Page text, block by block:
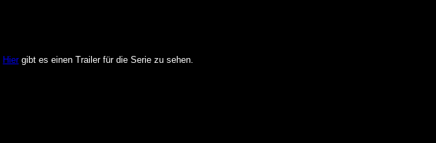
Hiergibt es einen Trailer für die Serie zu sehen.